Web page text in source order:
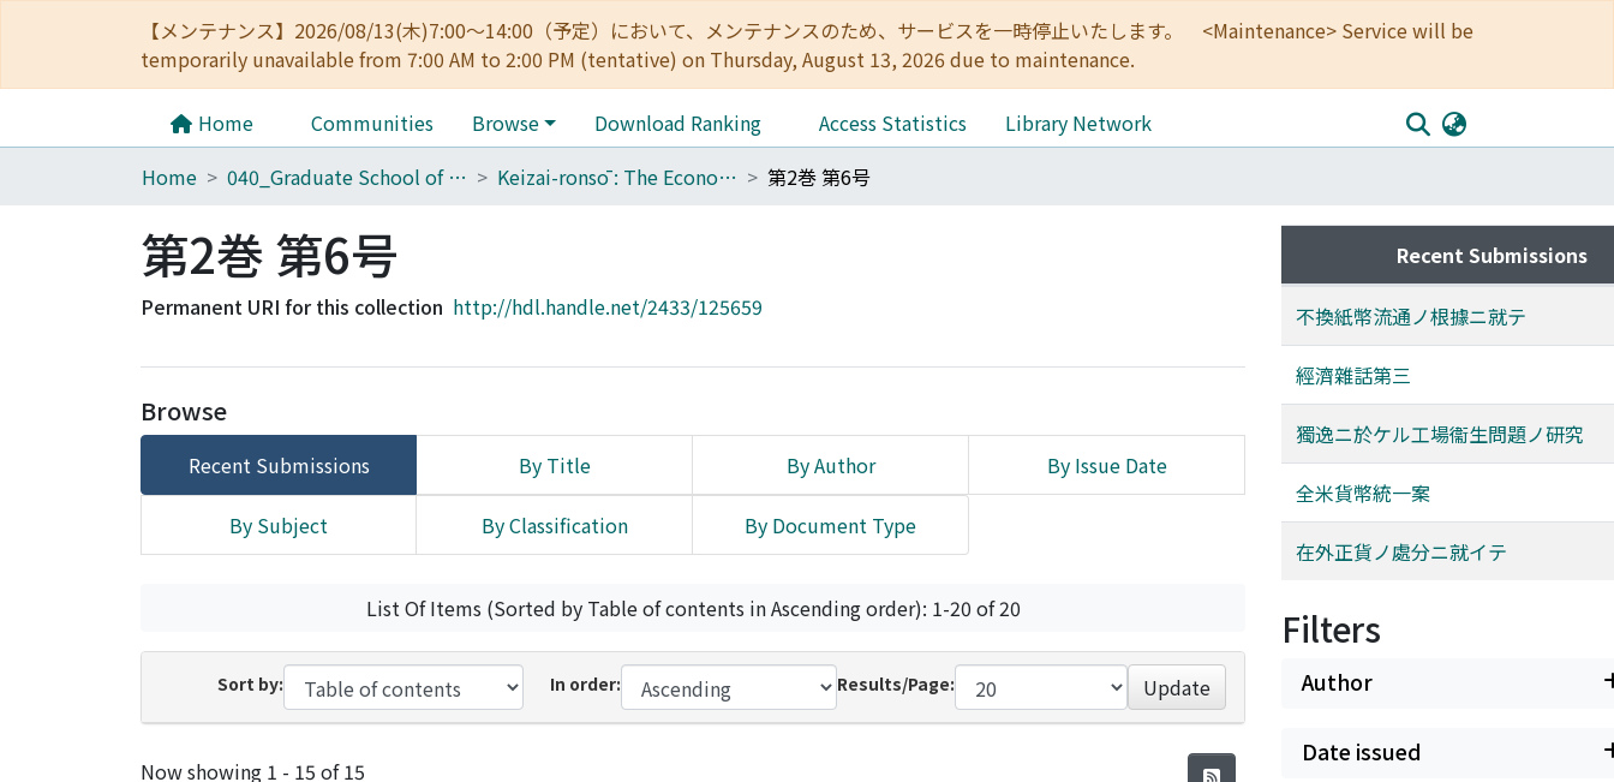
【メンテナンス】2026/08/13(木)7:00～14:00（予定）において、メンテナンスのため、サービスを一時停止いたします。 <Maintenance> Service will be
temporarily unavailable from 7:00 AM to 2:00 PM (tentative) on Thursday, August 13, 2026 due to maintenance.
Home Communities Browse Download Ranking Access Statistics
Library Network
Home
040_Graduate School of Economics Keizai-ronsō : The Economic Review 第2巻 第6号
第2巻 第6号
Permanent URI for this collection http://hdl.handle.net/2433/125659
Browse
Recent Submissions By Title By Author By Issue Date
By Subject By Classification By Document Type
List Of Items (Sorted by Table of contents in Ascending order): 1-20 of 20
Sort by: In order: Results/Page: Update
Recent Submissions
Now showing 1 - 15 of 15
Recent Submissions
不換紙幣流通ノ根據ニ就テ
經濟雜話第三
獨逸ニ於ケル工場衞生問題ノ研究
全米貨幣統一案
在外正貨ノ處分ニ就イテ
Filters
Author
Date issued